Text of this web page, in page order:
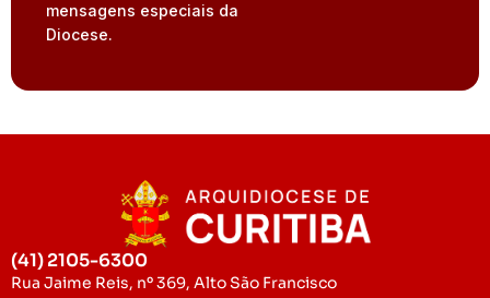
mensagens especiais da
Diocese.
(41) 2105-6300
Rua Jaime Reis, nº 369, Alto São Francisco